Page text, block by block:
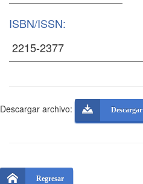
ISBN/ISSN:
Descargar archivo: Descargar
Regresar